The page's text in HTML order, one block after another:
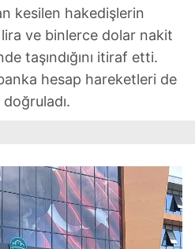
kesilen hakedişlerin
ve binlerce dolar nakit
taşındığını itiraf etti.
hesap hareketleri de